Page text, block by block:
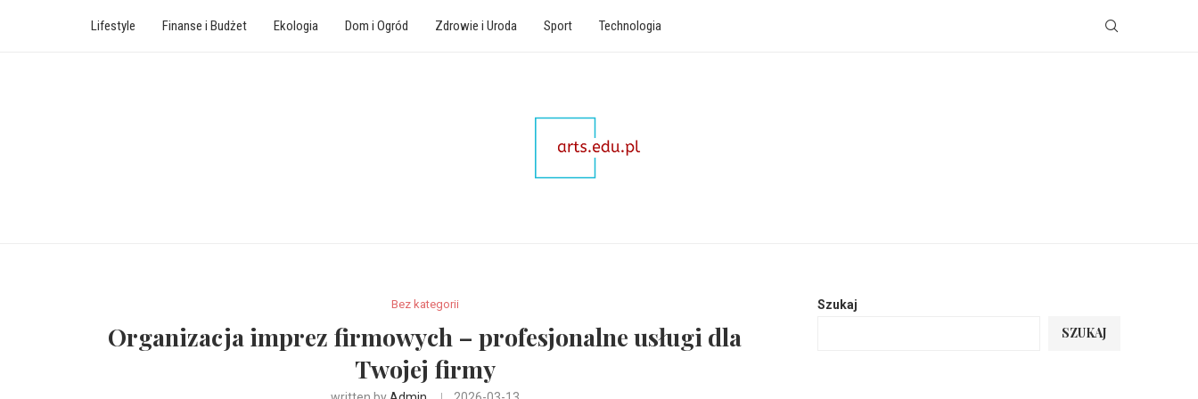
Lifestyle Finanse i Budżet Ekologia Dom i Ogród Zdrowie i Uroda Sport Technologia
Bez kategorii
Organizacja imprez firmowych – profesjonalne usługi dla
Twojej firmy
Szukaj
SZUKAJ